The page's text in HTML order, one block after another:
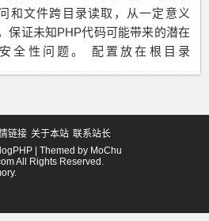
和文件跨目录读取，从一定意义
保证未知PHP代码可能带来的潜在
全性问题。 配置放在根目录
链接 关于本站 联系站长
| Themed by MoChu
All Rights Reserved.